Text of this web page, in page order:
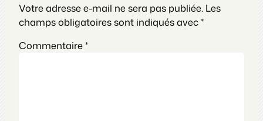
Votre adresse e-mail ne sera pas publiée. Les
champs obligatoires sont indiqués avec*
Commentaire*